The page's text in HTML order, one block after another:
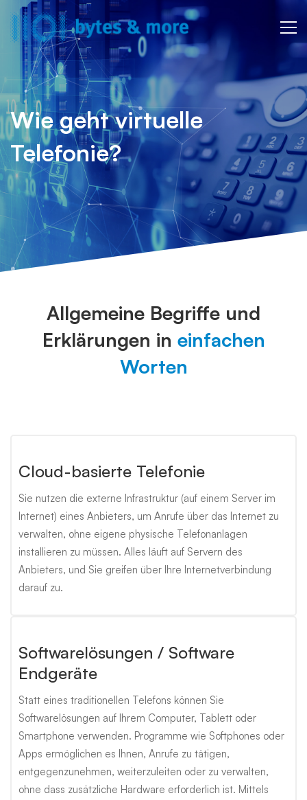
Virtuelle
Telefonie
Wie geht virtuelle
Telefonie?
Allgemeine Begriffe und
Erklärungen in einfachen
Worten
Cloud-basierte Telefonie
Sie nutzen die externe Infrastruktur (auf einem Server im
Internet) eines Anbieters, um Anrufe über das Internet zu
verwalten, ohne eigene physische Telefonanlagen
installieren zu müssen. Alles läuft auf Servern des
Anbieters, und Sie greifen über Ihre Internetverbindung
darauf zu.
Softwarelösungen / Software
Endgeräte
Statt eines traditionellen Telefons können Sie
Softwarelösungen auf Ihrem Computer, Tablett oder
Smartphone verwenden. Programme wie Softphones oder
Apps ermöglichen es Ihnen, Anrufe zu tätigen,
entgegenzunehmen, weiterzuleiten oder zu verwalten,
ohne dass zusätzliche Hardware erforderlich ist. Mittels